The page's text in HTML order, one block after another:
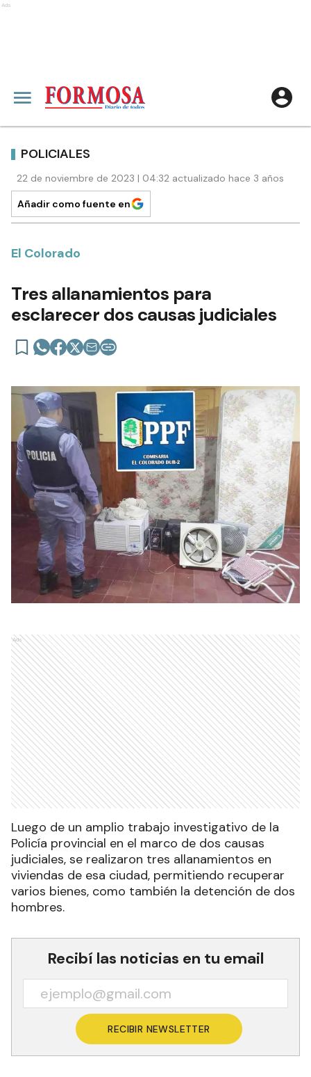
Ads
POLICIALES
22 de noviembre de 2023 | 04:32 actualizado hace 3 años
Añadir como fuente en
El Colorado
Tres allanamientos para
esclarecer dos causas judiciales
Ads
Luego de un amplio trabajo investigativo de la
Policía provincial en el marco de dos causas
judiciales, se realizaron tres allanamientos en
viviendas de esa ciudad, permitiendo recuperar
varios bienes, como también la detención de dos
hombres.
Recibí las noticias en tu email
RECIBIR NEWSLETTER